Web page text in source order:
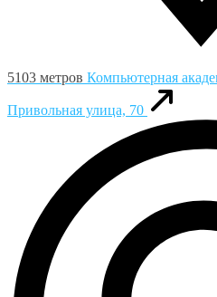
5103 метров Компьютерная
Привольная улица, 70